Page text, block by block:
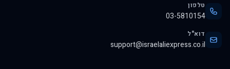
טלפון
03-5810154
דוא"ל
support@israelaliexpress.co.il